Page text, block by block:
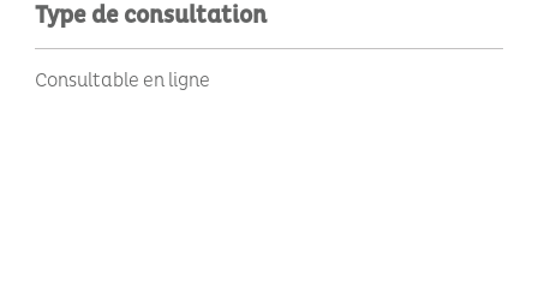
Type de consultation
Consultable en ligne